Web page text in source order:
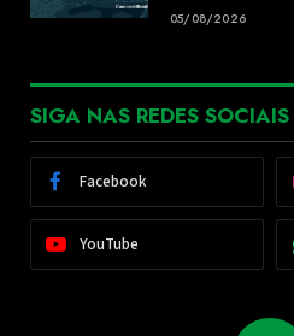
05/08/2026
SIGA NAS REDES SOCIAIS
Facebook
YouTube